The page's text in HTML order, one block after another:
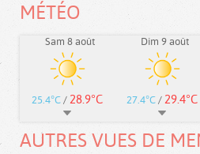
MÉTÉO
Sam 8 août
25.4°C / 28.9°C
Dim 9 août
27.4°C / 29.4°C
AUTRES VUES DE